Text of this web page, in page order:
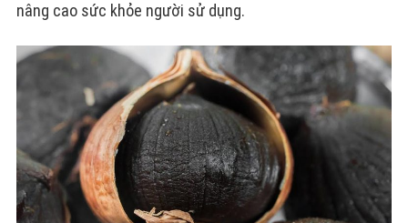
nâng cao sức khỏe người sử dụng.